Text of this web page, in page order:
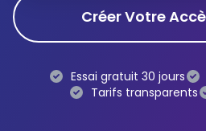
Téléphonie IP
Standards
Créer Votre
Essai gratuit 30 jours
Tarifs transparents